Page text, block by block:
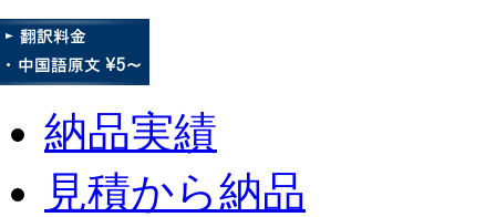
納品実績
見積から納品